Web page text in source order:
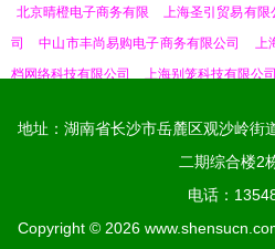
北京晴橙电子商务有限
上海圣引贸易有限
司
中山市丰尚易购电子商务有限公司 上
档网络科技有限公司
上海别笼科技有限公司
地址：湖南省长沙市岳麓区观沙岭街
二期综合楼2
电话：
Copyright © 2026